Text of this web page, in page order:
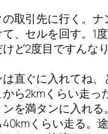
取引先に行く。ナ
、セルを回す。1
けど2度目ですんな
直ぐに入れてね、
ら2kmくらい走っ
を満タンに入れる。
くらい走る。